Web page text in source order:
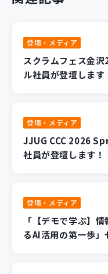
登壇・メディア
スクラムフェス金
ル社員が登壇します
登壇・メディア
JJUG CCC 2026
社員が登壇します！
登壇・メディア
「【デモで学ぶ】
るAI活用の第一歩」